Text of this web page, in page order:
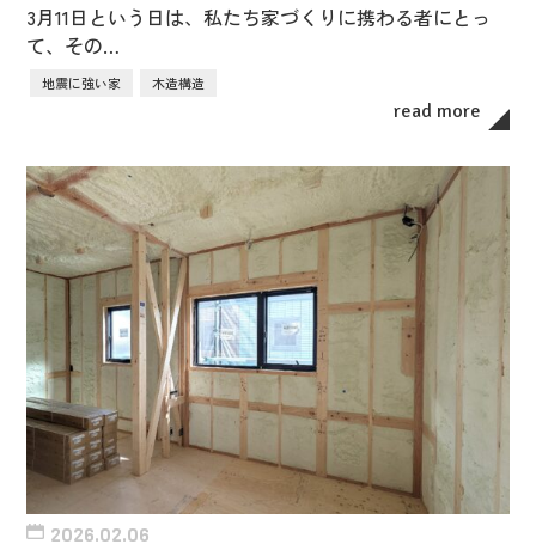
3月11日という日は、私たち家づくりに携わる者にとっ
て、その…
地震に強い家 木造構造
read more
2026.02.06